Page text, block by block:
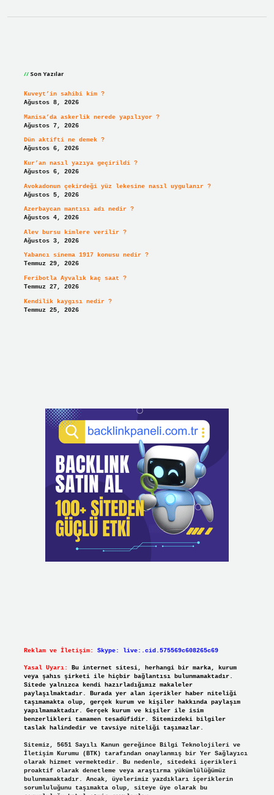
Son Yazılar
Kuveyt’in sahibi kim ?
Ağustos 8, 2026
Manisa’da askerlik nerede yapılıyor ?
Ağustos 7, 2026
Dün aktifti ne demek ?
Ağustos 6, 2026
Kur’an nasıl yazıya geçirildi ?
Ağustos 6, 2026
Avokadonun çekirdeği yüz lekesine nasıl uygulanır ?
Ağustos 5, 2026
Azerbaycan mantısı adı nedir ?
Ağustos 4, 2026
Alev bursu kimlere verilir ?
Ağustos 3, 2026
Yabancı sinema 1917 konusu nedir ?
Temmuz 29, 2026
Feribotla Ayvalık kaç saat ?
Temmuz 27, 2026
Kendilik kaygısı nedir ?
Temmuz 25, 2026
Reklam ve İletişim: Skype: live:.cid.575569c608265c69
Yasal Uyarı:
Bu internet sitesi, herhangi bir marka, kurum
veya şahıs şirketi ile hiçbir bağlantısı bulunmamaktadır.
Sitede yalnızca kendi hazırladığımız makaleler
paylaşılmaktadır. Burada yer alan içerikler haber niteliği
taşımamakta olup, gerçek kurum ve kişiler hakkında paylaşım
yapılmamaktadır. Gerçek kurum ve kişiler ile isim
benzerlikleri tamamen tesadüfidir. Sitemizdeki bilgiler
taslak halindedir ve tavsiye niteliği taşımazlar.
Sitemiz, 5651 Sayılı Kanun gereğince Bilgi Teknolojileri ve
İletişim Kurumu (BTK) tarafından onaylanmış bir Yer Sağlayıcı
olarak hizmet vermektedir. Bu nedenle, sitedeki içerikleri
proaktif olarak denetleme veya araştırma yükümlülüğümüz
bulunmamaktadır. Ancak, üyelerimiz yazdıkları içeriklerin
sorumluluğunu taşımakta olup, siteye üye olarak bu